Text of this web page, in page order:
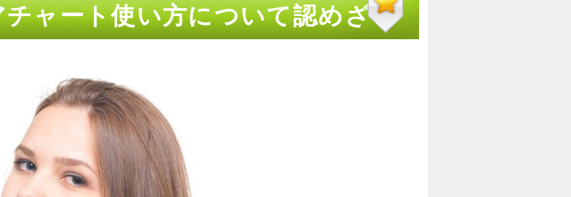
ャート使い方について認めざる